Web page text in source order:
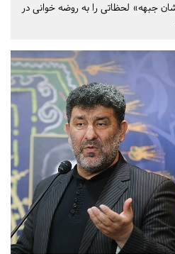
جبهه» لحظاتی را به روضه خوانی در